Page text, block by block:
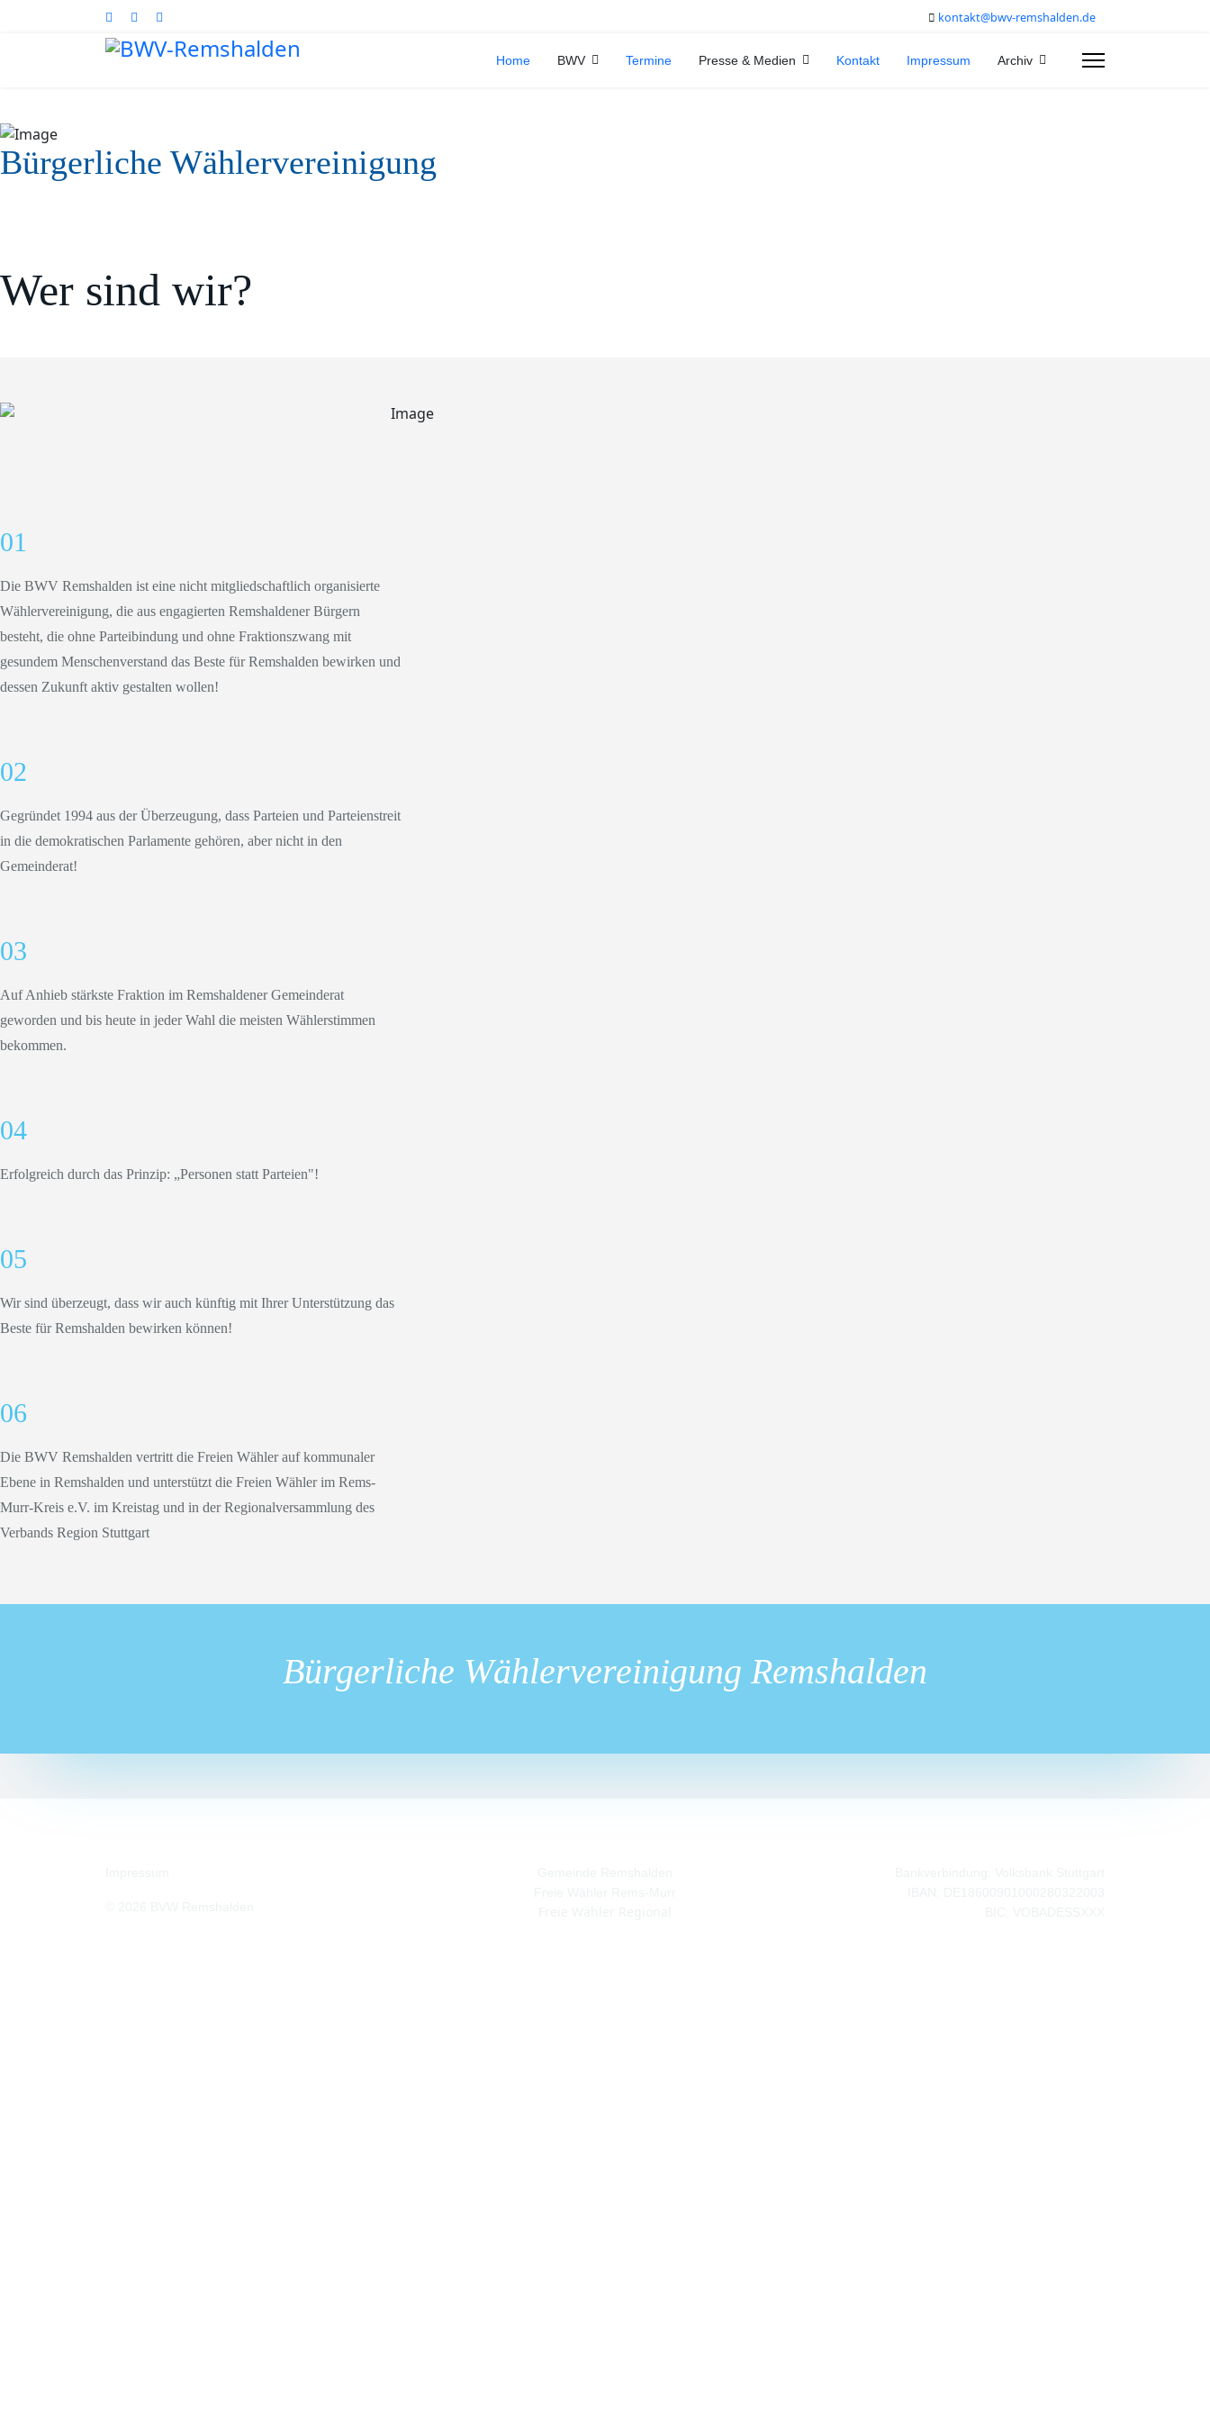
kontakt@bwv-remshalden.de
Home BWV Termine Presse & Medien Kontakt Impressum Archiv
Bürgerliche Wählervereinigung
Wer sind wir?
01
Die BWV Remshalden ist eine nicht mitgliedschaftlich organisierte
Wählervereinigung, die aus engagierten Remshaldener Bürgern
besteht, die ohne Parteibindung und ohne Fraktionszwang mit
gesundem Menschenverstand das Beste für Remshalden bewirken und
dessen Zukunft aktiv gestalten wollen!
02
Gegründet 1994 aus der Überzeugung, dass Parteien und Parteienstreit
in die demokratischen Parlamente gehören, aber nicht in den
Gemeinderat!
03
Auf Anhieb stärkste Fraktion im Remshaldener Gemeinderat
geworden und bis heute in jeder Wahl die meisten Wählerstimmen
bekommen.
04
Erfolgreich durch das Prinzip: „Personen statt Parteien"!
05
Wir sind überzeugt, dass wir auch künftig mit Ihrer Unterstützung das
Beste für Remshalden bewirken können!
06
Die BWV Remshalden vertritt die Freien Wähler auf kommunaler
Ebene in Remshalden und unterstützt die Freien Wähler im Rems-
Murr-Kreis e.V. im Kreistag und in der Regionalversammlung des
Verbands Region Stuttgart
Bürgerliche Wählervereinigung Remshalden